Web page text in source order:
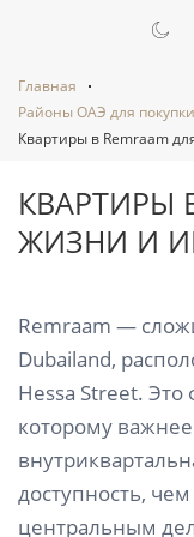
Главная
Районы ОАЭ для
Квартиры в Remraam
КВАРТИРЫ
ЖИЗНИ И
Remraam —
Dubailand,
Hessa Street. Это
которому
доступность,
центральным